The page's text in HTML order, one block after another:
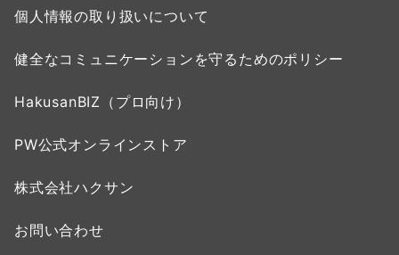
個人情報の取り扱いについて
健全なコミュニケーションを守るためのポリシー
HakusanBIZ（プロ向け）
PW公式オンラインストア
株式会社ハクサン
お問い合わせ